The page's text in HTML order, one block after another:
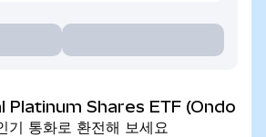
Platinum Shares ETF (Ondo
통화로 환전해 보세요